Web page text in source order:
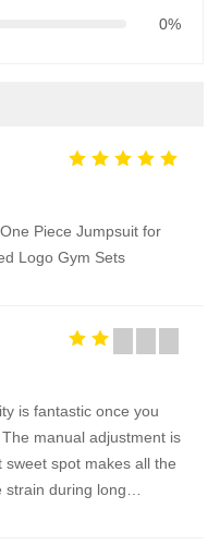
0%
Piece Jumpsuit for
Logo Gym Sets
is fantastic once you
manual adjustment is
spot makes all the
strain during long